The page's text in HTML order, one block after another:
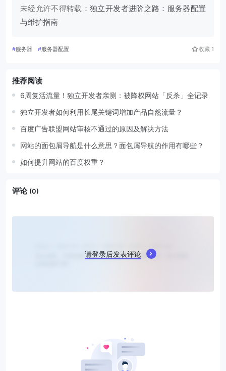
未经允许不得转载：独立开发者进阶之路：服务器配置
与维护指南
#服务器 #服务器配置 收藏 1
推荐阅读
6周复活流量！独立开发者亲测：被降权网站「反杀」全记录
独立开发者如何利用长尾关键词增加产品自然流量？
百度广告联盟网站审核不通过的原因及解决方法
网站的面包屑导航是什么意思？面包屑导航的作用有哪些？
如何提升网站的百度权重？
评论 (0)
请登录后发表评论